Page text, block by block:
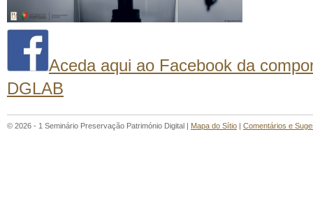
Aceda aqui ao Facebook da
DGLAB
© 2026 - 1 Seminário Preservação Património Digital | Mapa do Sítio | Comentários e